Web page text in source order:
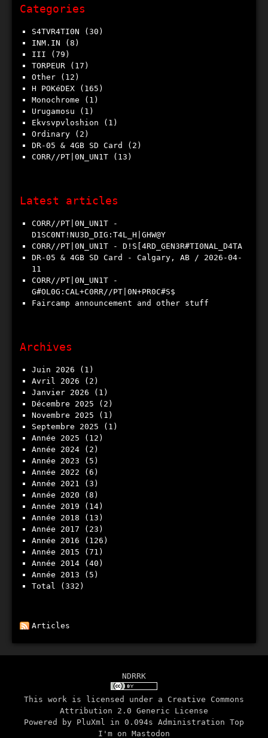
Categories
S4TVR4TI0N (30)
INM.IN (8)
III (79)
TORPEUR (17)
Other (12)
h POKéDEX (165)
Monochrome (1)
Urugamosu (1)
Ekvsvpvloshion (1)
Ordinary (2)
DR-05 & 4GB SD Card
(2)
CORR//PT|0N_UN1T (13)
Latest articles
CORR//PT|0N_UN1T -
D1SC0NT!NU3D_DIG:T4L_H|GHW@Y
CORR//PT|0N_UN1T - D!S[4RD_GEN3R#TI0NAL_D4TA
DR-05 & 4GB SD Card - Calgary, AB / 2026​-​04​-​
11
CORR//PT|0N_UN1T -
G#OL0G:CAL+C0RR//PT|0N+PR0C#S$
Faircamp announcement and other stuff
Archives
juin 2026 (1)
avril 2026 (2)
janvier 2026 (1)
décembre 2025 (2)
novembre 2025 (1)
septembre 2025 (1)
année 2025 (12)
année 2024 (2)
année 2023 (5)
année 2022 (6)
année 2021
(3)
année 2020 (8)
année 2019 (14)
année 2018 (13)
année 2017 (23)
année 2016 (126)
année 2015 (71)
année 2014 (40)
année 2013 (5)
total
(332)
Articles
NDRRK
This work is licensed under a Creative Commons
Attribution 2.0 Generic License
Powered by PluXml in 0.094s Administration Top
I'm on Mastodon